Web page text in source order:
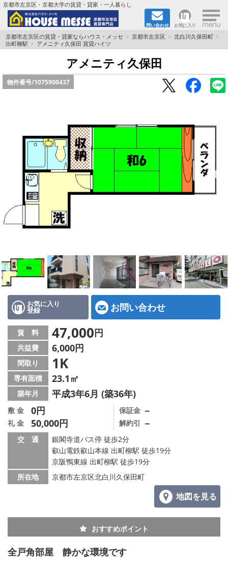
京都市左京区・京都大学の賃貸・貸家・一人暮らし
問い合わせ お気に入り ×
TOPページ
地域から検索
書類DL & 入居者さまへ
家族で住むならマンション？賃家？
一人暮らしの物件特集
ペット相談OKの賃貸！
特選物件
ハウスメーカー施工特集！
路線·駅から探す
IT重説について
スタッフ紹介
賃貸管理の北白川店
店舗情報·アクセス
会社概要
メールでお問い合わせ
京都市左京区の賃貸・貸家ならハウス・メッセ 京都市左京区
北白川久保田町
出町柳駅
アメニティ久保田 賃貸ハイツ
アメニティ久保田
物件番号/1075900437
お気に入り
登録 お問い合わせ
賃 料 47,000円
共益費 6,000円
間取り 1K
専有面積 23.1㎡
築年月 平成3年6月 (築36年)
敷 金 0円
礼 金 50,000円
保証金 －
解約引 －
交 通
銀閣寺道バス停 徒歩2分
叡山電鉄叡山本線 出町柳駅 徒歩19分
京阪鴨東線 出町柳駅 徒歩19分
所在地
京都市左京区北白川久保田町
地図を見る
おすすめポイント
全戸角部屋 静かな環境です